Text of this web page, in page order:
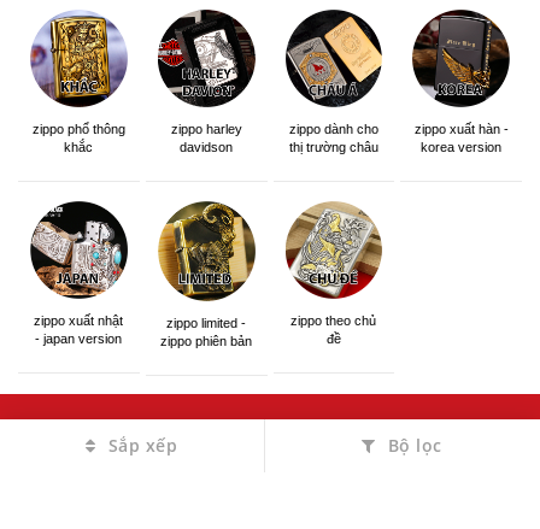
Sắp xếp Bộ lọc
zippo phổ thông
khắc
zippo harley
davidson
zippo dành cho
thị trường châu
zippo xuất hàn -
korea version
zippo xuất nhật
- japan version
zippo limited -
zippo phiên bản
zippo theo chủ
đề
THÔNG TIN LIÊN HỆ